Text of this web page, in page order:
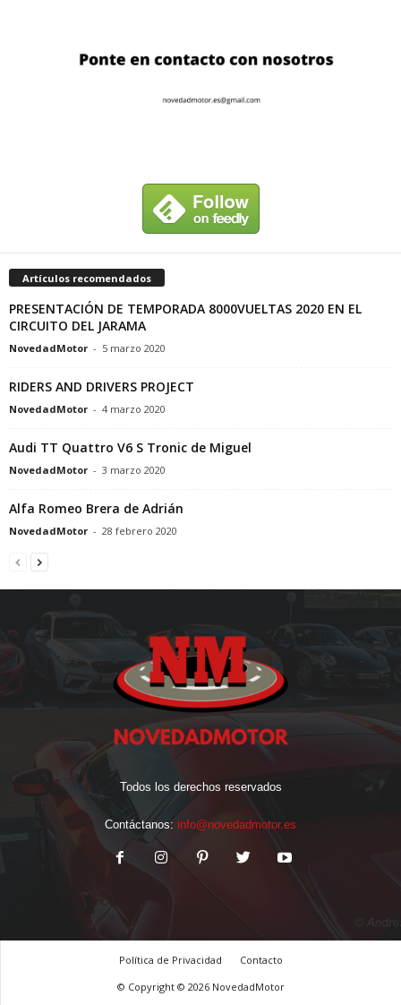
Artículos recomendados
PRESENTACIÓN DE TEMPORADA 8000VUELTAS 2020 EN EL
CIRCUITO DEL JARAMA
NovedadMotor - 5 marzo 2020
RIDERS AND DRIVERS PROJECT
NovedadMotor - 4 marzo 2020
Audi TT Quattro V6 S Tronic de Miguel
NovedadMotor - 3 marzo 2020
Alfa Romeo Brera de Adrián
NovedadMotor - 28 febrero 2020
Todos los derechos reservados
Contáctanos: info@novedadmotor.es
Política de Privacidad
Contacto
© Copyright © 2026 NovedadMotor